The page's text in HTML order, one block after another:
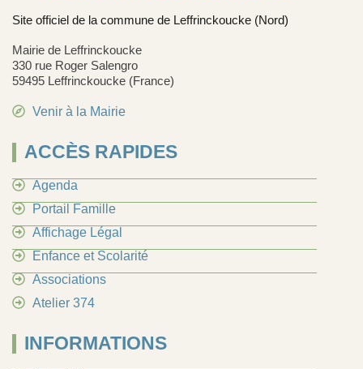
Site officiel de la commune de Leffrinckoucke (Nord)
Mairie de Leffrinckoucke
330 rue Roger Salengro
59495 Leffrinckoucke (France)
Venir à la Mairie
ACCÈS RAPIDES
Agenda
Portail Famille
Affichage Légal
Enfance et Scolarité
Associations
Atelier 374
INFORMATIONS